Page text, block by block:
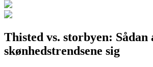
Thisted vs. storbyen:
skønhedstrendsene sig